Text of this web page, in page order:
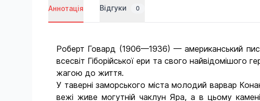
Аннотація Відгуки 0
Роберт Говард (1906—1936) — американський
всесвіт Гіборійської ери та свого
жагою до життя.
У таверні заморського міста молодий варвар
вежі живе могутній чаклун Яра, а в цьому